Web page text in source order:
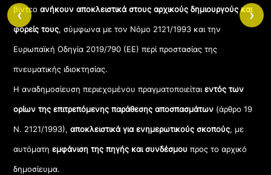
βίντεοανήκουν αποκλειστικά στους αρχικούς δημιουργούς και
φορείς τους, σύμφωνα με τον Νόμο 2121/1993 και την
Ευρωπαϊκή Οδηγία 2019/790 (ΕΕ) περί προστασίας της
πνευματικής ιδιοκτησίας.
Η αναδημοσίευση περιεχομένου πραγματοποιείταιεντός των
ορίων της επιτρεπόμενης παράθεσης αποσπασμάτων (άρθρο 19
Ν. 2121/1993), αποκλειστικά για ενημερωτικούς σκοπούς, με
αυτόματηεμφάνιση της πηγής και συνδέσμου προς το αρχικό
δημοσίευμα.
‹ ›